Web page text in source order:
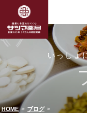
いっしょ
HOME
ブログ